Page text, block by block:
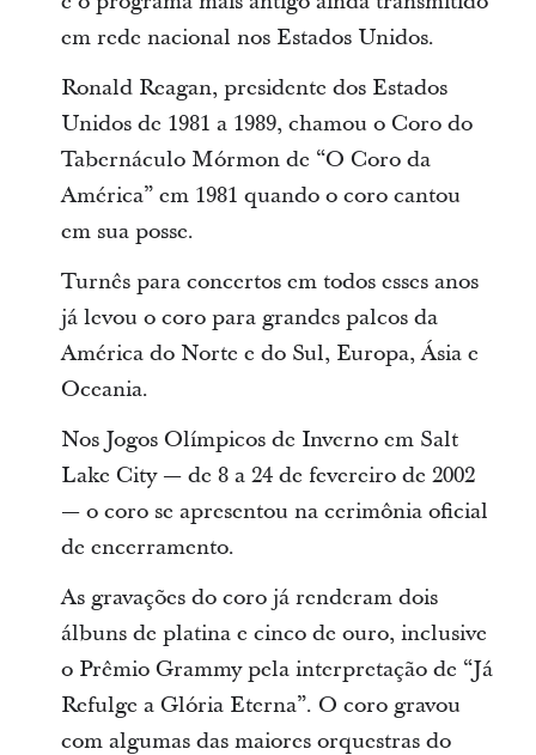
em rede nacional nos Estados Unidos.
Ronald Reagan, presidente dos Estados
Unidos de 1981 a 1989, chamou o Coro do
Tabernáculo Mórmon de “O Coro da
América” em 1981 quando o coro cantou
em sua posse.
Turnês para concertos em todos esses anos
já levou o coro para grandes palcos da
América do Norte e do Sul, Europa, Ásia e
Oceania.
Nos Jogos Olímpicos de Inverno em Salt
Lake City — de 8 a 24 de fevereiro de 2002
— o coro se apresentou na cerimônia oficial
de encerramento.
As gravações do coro já renderam dois
álbuns de platina e cinco de ouro, inclusive
o Prêmio Grammy pela interpretação de “Já
Refulge a Glória Eterna”. O coro gravou
com algumas das maiores orquestras do